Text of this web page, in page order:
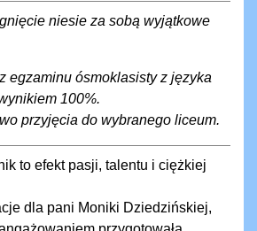
niesie za sobą wyjątkowe
egzaminu ósmoklasisty z języka
100%.
przyjęcia do wybranego liceum.
to efekt pasji, talentu i ciężkiej
dla pani Moniki Dziedzińskiej,